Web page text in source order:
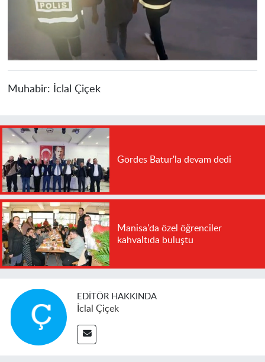
Muhabir: İclal Çiçek
Gördes Batur'la devam dedi
Manisa'da özel öğrenciler
kahvaltıda buluştu
EDITÖR HAKKINDA
İclal Çiçek